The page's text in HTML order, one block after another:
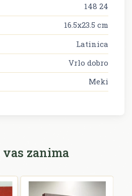
148 24
16.5x23.5 cm
Latinica
Vrlo dobro
Meki
vas zanima